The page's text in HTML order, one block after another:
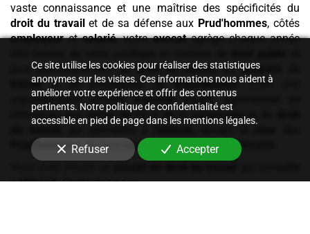
vaste connaissance et une maîtrise des spécificités du
droit du travailet de sa défense aux Prud'hommes, côtés
employeuretsalarié, votreavocatagrège chaque année
plus spécifiquement de droit du travail, decontrats
travailet de procédures delicenciement. C'est une
argumentation affûtéed'avocatexpert, agrémentée de
références aux textes de loi et de la jurisprudence du
, qui permettra à , devant la
Prud'hommes, de faire reconnaître votredroit
véritable.
àVillejuif. Contactez-nous.
Ce site utilise les cookies pour réaliser des statistiques
anonymes sur les visites. Ces informations nous aident à
améliorer votre expérience et offrir des contenus
pertinents. Notre politique de confidentialité est
accessible en pied de page dans les mentions légales.
Refuser Accepter